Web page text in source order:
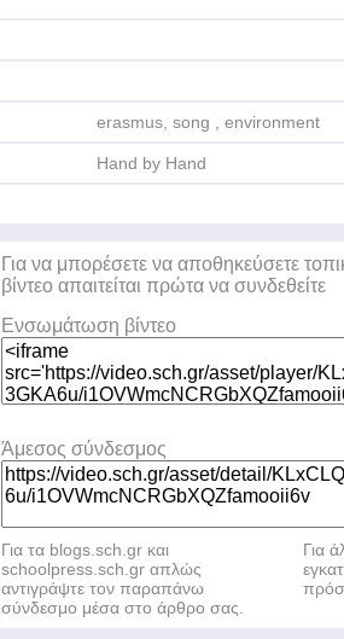
erasmus, song , environment
Hand by Hand
Για να μπορέσετε να αποθηκεύσετε
βίντεο απαιτείται πρώτα να συνδεθείτε
Ενσωμάτωση βίντεο
Άμεσος σύνδεσμος
Για τα blogs.sch.gr και
schoolpress.sch.gr απλώς
αντιγράψτε τον παραπάνω
σύνδεσμο μέσα στο άρθρο σας.
Για